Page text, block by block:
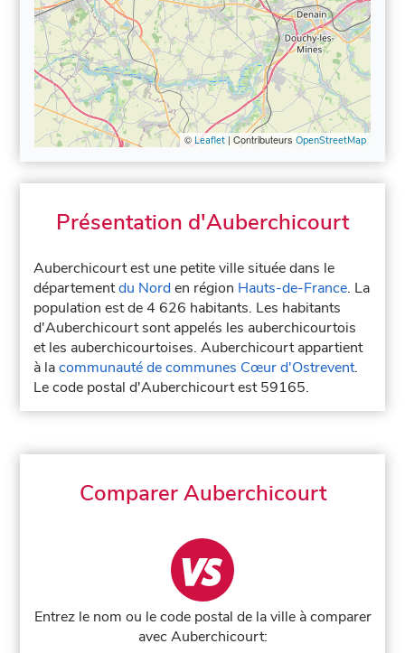
©Leaflet| Contributeurs OpenStreetMap
Présentation d'Auberchicourt
Auberchicourt est une petite ville située dans le
départementdu Norden région Hauts-de-France. La
population est de 4 626 habitants. Les habitants
d'Auberchicourt sont appelés les auberchicourtois
et les auberchicourtoises. Auberchicourt appartient
à lacommunauté de communes Cœur d'Ostrevent.
Le code postal d'Auberchicourt est 59165.
Comparer Auberchicourt
Entrez le nom ou le code postal de la ville à comparer
avec Auberchicourt: